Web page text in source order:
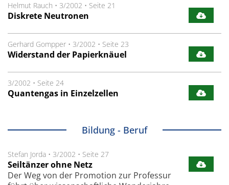
Helmut Rauch • 3/2002 • Seite 21
Diskrete Neutronen
Gerhard Gompper • 3/2002 • Seite 23
Widerstand der Papierknäuel
3/2002 • Seite 24
Quantengas in Einzelzellen
Bildung - Beruf
Stefan Jorda • 3/2002 • Seite 27
Seiltänzer ohne Netz
Der Weg von der Promotion zur Professur